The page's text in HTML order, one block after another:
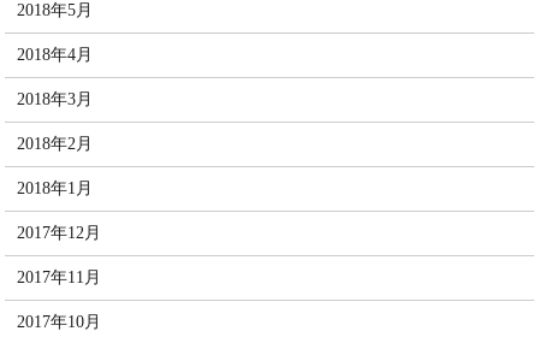
2018年5月
2018年4月
2018年3月
2018年2月
2018年1月
2017年12月
2017年11月
2017年10月